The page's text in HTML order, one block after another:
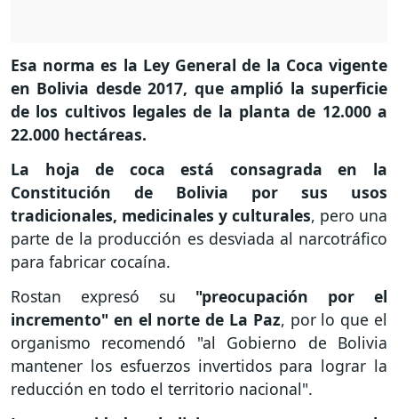
Esa norma es la Ley General de la Coca vigente
en Bolivia desde 2017, que amplió la superficie
de los cultivos legales de la planta de 12.000 a
22.000 hectáreas.
La hoja de coca está consagrada en la
Constitución de Bolivia por sus usos
tradicionales, medicinales y culturales, pero una
parte de la producción es desviada al narcotráfico
para fabricar cocaína.
Rostan expresó su "preocupación por el
incremento" en el norte de La Paz, por lo que el
organismo recomendó "al Gobierno de Bolivia
mantener los esfuerzos invertidos para lograr la
reducción en todo el territorio nacional".